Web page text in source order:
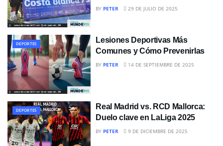
BY PETER 29 DE JULIO DE 2025
DEPORTES
Lesiones Deportivas Más
Comunes y Cómo Prevenirlas
BY PETER 14 DE SEPTIEMBRE DE 2025
DEPORTES
Real Madrid vs. RCD Mallorca:
Duelo clave en LaLiga 2025
BY PETER 9 DE DICIEMBRE DE 2025